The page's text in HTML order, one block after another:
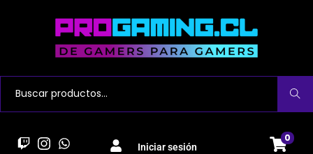
Buscar
Iniciar sesión
0